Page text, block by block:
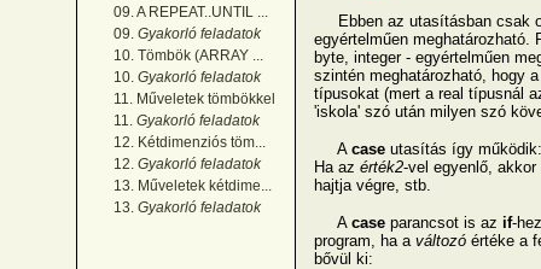
09. A REPEAT..UNTIL ...
09. Gyakorló feladatok
10. Tömbök (ARRAY ...
10. Gyakorló feladatok
11. Műveletek tömbökkel
11. Gyakorló feladatok
12. Kétdimenziós töm...
12. Gyakorló feladatok
13. Műveletek kétdime...
13. Gyakorló feladatok
Ebben az utasításban csak
egyértelműen meghatározható.
byte, integer - egyértelműen
szintén meghatározható, hogy
típusokat (mert a real típusnál
'iskola' szó után milyen szó
A case utasítás így
Ha az érték2-vel egyenlő,
hajtja végre, stb.
A case parancsot is az if-
program, ha a változóértéke a
bővül ki: